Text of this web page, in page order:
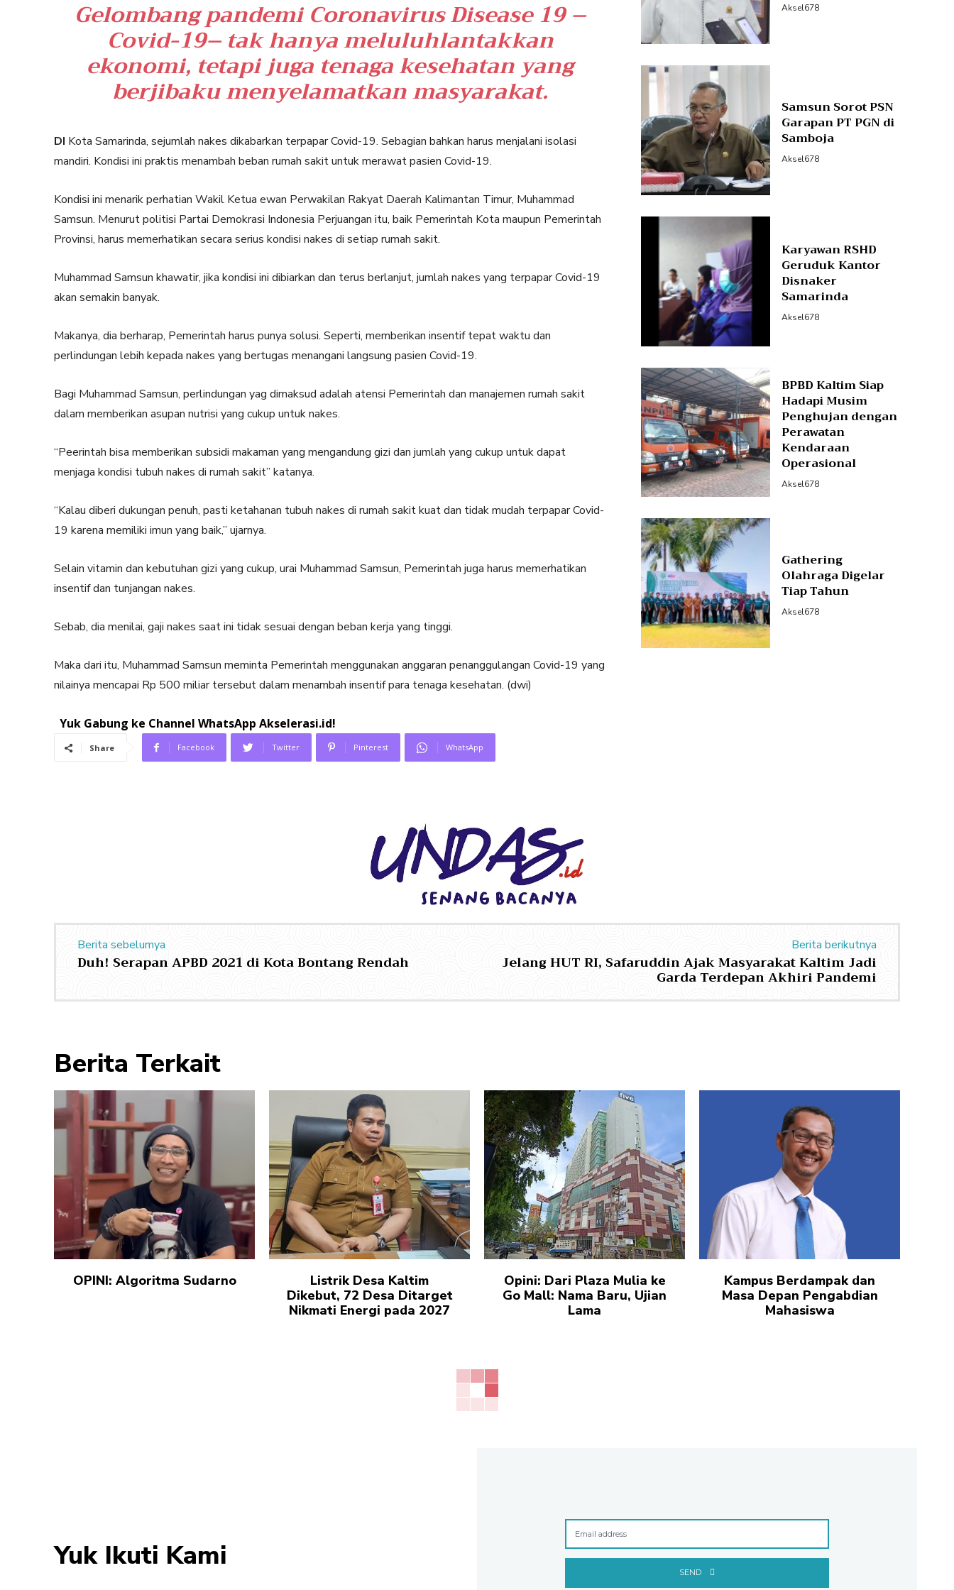
Gelombang pandemi Coronavirus Disease 19 –
Covid-19– tak hanya meluluhlantakkan
ekonomi, tetapi juga tenaga kesehatan yang
berjibaku menyelamatkan masyarakat.
DI Kota Samarinda, sejumlah nakes dikabarkan terpapar Covid-19. Sebagian bahkan harus menjalani isolasi
mandiri. Kondisi ini praktis menambah beban rumah sakit untuk merawat pasien Covid-19.
Kondisi ini menarik perhatian Wakil Ketua ewan Perwakilan Rakyat Daerah Kalimantan Timur, Muhammad
Samsun. Menurut politisi Partai Demokrasi Indonesia Perjuangan itu, baik Pemerintah Kota maupun Pemerintah
Provinsi, harus memerhatikan secara serius kondisi nakes di setiap rumah sakit.
Muhammad Samsun khawatir, jika kondisi ini dibiarkan dan terus berlanjut, jumlah nakes yang terpapar Covid-19
akan semakin banyak.
Makanya, dia berharap, Pemerintah harus punya solusi. Seperti, memberikan insentif tepat waktu dan
perlindungan lebih kepada nakes yang bertugas menangani langsung pasien Covid-19.
Bagi Muhammad Samsun, perlindungan yag dimaksud adalah atensi Pemerintah dan manajemen rumah sakit
dalam memberikan asupan nutrisi yang cukup untuk nakes.
“Peerintah bisa memberikan subsidi makaman yang mengandung gizi dan jumlah yang cukup untuk dapat
menjaga kondisi tubuh nakes di rumah sakit” katanya.
“Kalau diberi dukungan penuh, pasti ketahanan tubuh nakes di rumah sakit kuat dan tidak mudah terpapar Covid-
19 karena memiliki imun yang baik,” ujarnya.
Selain vitamin dan kebutuhan gizi yang cukup, urai Muhammad Samsun, Pemerintah juga harus memerhatikan
insentif dan tunjangan nakes.
Sebab, dia menilai, gaji nakes saat ini tidak sesuai dengan beban kerja yang tinggi.
Maka dari itu, Muhammad Samsun meminta Pemerintah menggunakan anggaran penanggulangan Covid-19 yang
nilainya mencapai Rp 500 miliar tersebut dalam menambah insentif para tenaga kesehatan. (dwi)
Yuk Gabung ke Channel WhatsApp Akselerasi.id!
Share Facebook Twitter Pinterest WhatsApp
Aksel678
Samsun Sorot PSN
Garapan PT PGN di
Samboja
Aksel678
Karyawan RSHD
Geruduk Kantor
Disnaker
Samarinda
Aksel678
BPBD Kaltim Siap
Hadapi Musim
Penghujan dengan
Perawatan
Kendaraan
Operasional
Aksel678
Gathering
Olahraga Digelar
Tiap Tahun
Aksel678
Berita sebelumya
Duh! Serapan APBD 2021 di Kota Bontang Rendah
Berita berikutnya
Jelang HUT RI, Safaruddin Ajak Masyarakat Kaltim Jadi
Garda Terdepan Akhiri Pandemi
Berita Terkait
OPINI: Algoritma Sudarno
Listrik Desa Kaltim
Dikebut, 72 Desa Ditarget
Nikmati Energi pada 2027
Opini: Dari Plaza Mulia ke
Go Mall: Nama Baru, Ujian
Lama
Kampus Berdampak dan
Masa Depan Pengabdian
Mahasiswa
Yuk Ikuti Kami SEND